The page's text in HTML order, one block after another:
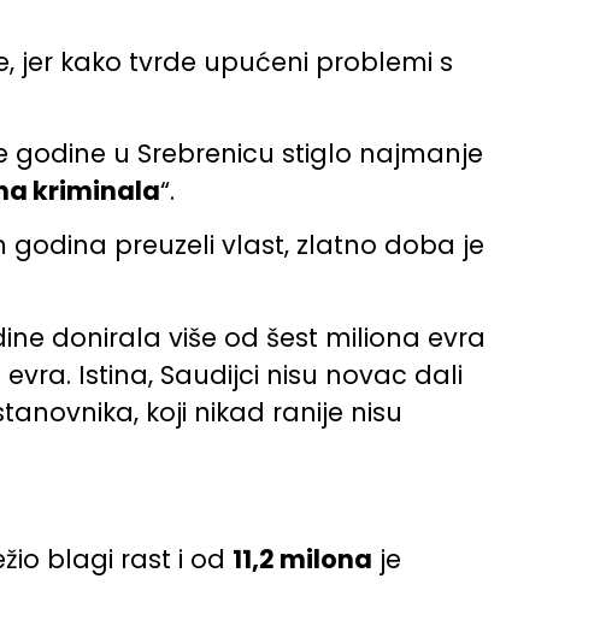
jer kako tvrde upućeni problemi s
godine u Srebrenicu stiglo najmanje
kriminala“.
godina preuzeli vlast, zlatno doba je
donirala više od šest miliona evra
Istina, Saudijci nisu novac dali
koji nikad ranije nisu
blagi rast i od 11,2 milona je